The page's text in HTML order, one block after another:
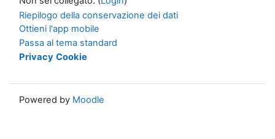
Riepilogo della conservazione dei dati
Ottieni l'app mobile
Passa al tema standard
Privacy Cookie
Powered by Moodle